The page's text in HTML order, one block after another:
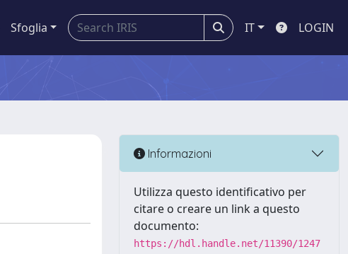
Sfoglia IT LOGIN
Informazioni
Utilizza questo identificativo per
citare o creare un link a questo
documento:
https://hdl.handle.net/11390/1247